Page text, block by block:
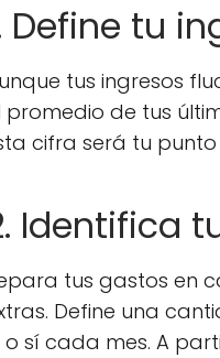
Define tu
tus ingresos
promedio de tus
cifra será tu
Identifica
tus gastos en
Define una
o sí cada mes. A